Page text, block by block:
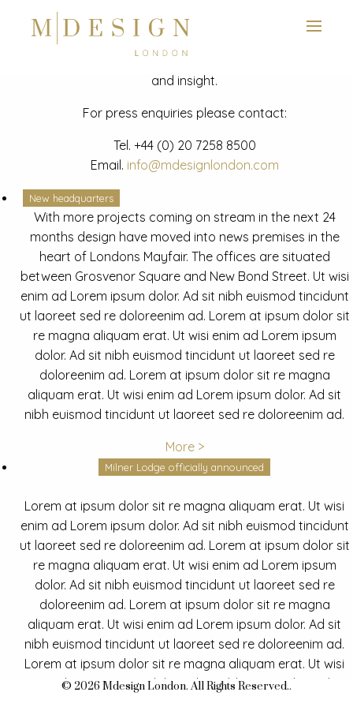
News
Latest mdesign development project and advisory news
and insight.
For press enquiries please contact:
Tel. +44 (0) 20 7258 8500
Email. info@mdesignlondon.com
New headquarters
With more projects coming on stream in the next 24
months design have moved into news premises in the
heart of Londons Mayfair. The offices are situated
between Grosvenor Square and New Bond Street. Ut wisi
enim ad Lorem ipsum dolor. Ad sit nibh euismod tincidunt
ut laoreet sed re doloreenim ad. Lorem at ipsum dolor sit
re magna aliquam erat. Ut wisi enim ad Lorem ipsum
dolor. Ad sit nibh euismod tincidunt ut laoreet sed re
doloreenim ad. Lorem at ipsum dolor sit re magna
aliquam erat. Ut wisi enim ad Lorem ipsum dolor. Ad sit
nibh euismod tincidunt ut laoreet sed re doloreenim ad.
More >
Milner Lodge officially announced
Lorem at ipsum dolor sit re magna aliquam erat. Ut wisi
enim ad Lorem ipsum dolor. Ad sit nibh euismod tincidunt
ut laoreet sed re doloreenim ad. Lorem at ipsum dolor sit
re magna aliquam erat. Ut wisi enim ad Lorem ipsum
dolor. Ad sit nibh euismod tincidunt ut laoreet sed re
doloreenim ad. Lorem at ipsum dolor sit re magna
aliquam erat. Ut wisi enim ad Lorem ipsum dolor. Ad sit
nibh euismod tincidunt ut laoreet sed re doloreenim ad.
Lorem at ipsum dolor sit re magna aliquam erat. Ut wisi
enim ad Lorem ipsum dolor. Ad sit nibh euismod tincidunt
© 2026 Mdesign London. All Rights Reserved..